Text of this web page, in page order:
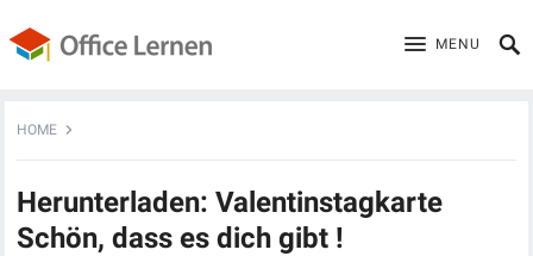
MENU
HOME
Herunterladen: Valentinstagkarte
Schön, dass es dich gibt !